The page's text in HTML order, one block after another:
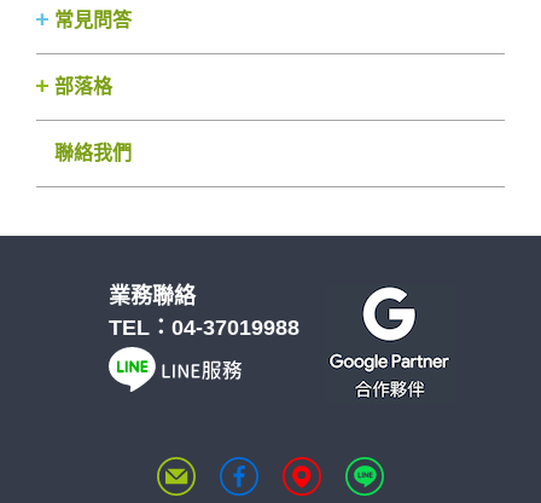
常見問答
部落格
聯絡我們
業務聯絡
TEL： 04-37019988